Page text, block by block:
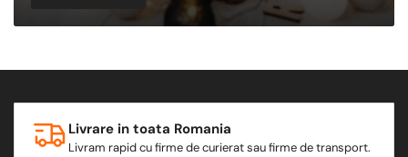
Livrare in toata Romania
Livram rapid cu firme de curierat sau firme de transport.